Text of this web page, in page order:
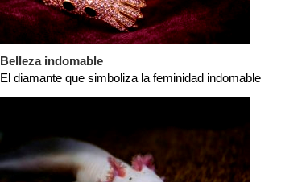
Belleza indomable
El diamante que simboliza la feminidad indomable